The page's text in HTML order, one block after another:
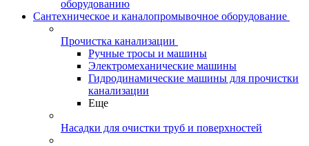
оборудованию
Сантехническое и каналопромывочное оборудование
Прочистка канализации
Ручные тросы и машины
Электромеханические машины
Гидродинамические машины для прочистки
канализации
Еще
Насадки для очистки труб и поверхностей